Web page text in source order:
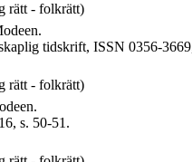
rätt - folkrätt)
tidskrift, ISSN 0356-
rätt - folkrätt)
s. 50-51.